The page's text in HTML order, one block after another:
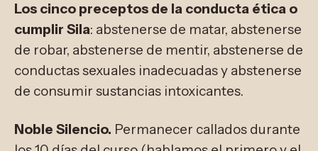
Los cinco preceptos de la conducta ética o
cumplir Sila: abstenerse de matar, abstenerse
de robar, abstenerse de mentir, abstenerse de
conductas sexuales inadecuadas y abstenerse
de consumir sustancias intoxicantes.
Noble Silencio. Permanecer callados durante